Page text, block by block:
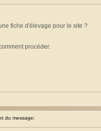
fiche d'élevage pour le site ?
procéder.
du message: